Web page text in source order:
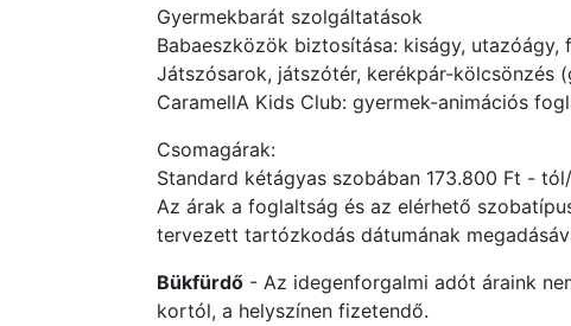
Gyermekbarát szolgáltatások
Babaeszközök biztosítása: kiságy,
Játszósarok, játszótér, kerékpár-kölcsönzés
CaramellA Kids Club: gyermek-animációs
Csomagárak:
Standard kétágyas szobában 173.800 Ft -
Az árak a foglaltság és az elérhető
tervezett tartózkodás dátumának
Bükfürdő - Az idegenforgalmi adót áraink
kortól, a helyszínen fizetendő.